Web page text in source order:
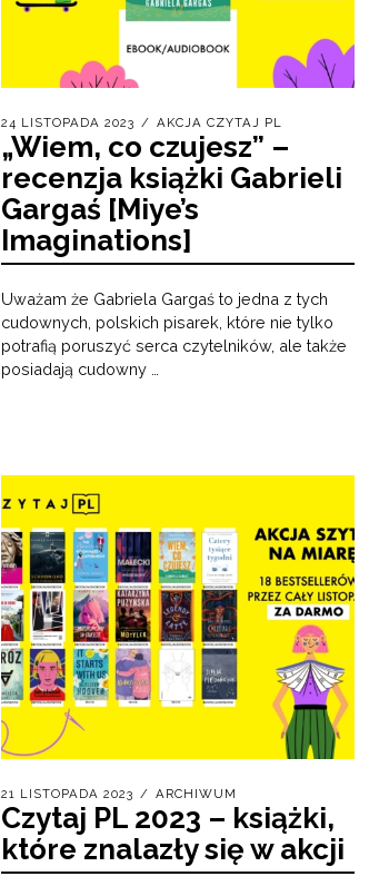
24 LISTOPADA 2023 AKCJA CZYTAJ PL
„Wiem, co czujesz” –
recenzja książki Gabrieli
Gargaś [Miye’s
Imaginations]
Uważam że Gabriela Gargaś to jedna z tych
cudownych, polskich pisarek, które nie tylko
potrafią poruszyć serca czytelników, ale także
posiadają cudowny …
21 LISTOPADA 2023 ARCHIWUM
Czytaj PL 2023 – książki,
które znalazły się w akcji